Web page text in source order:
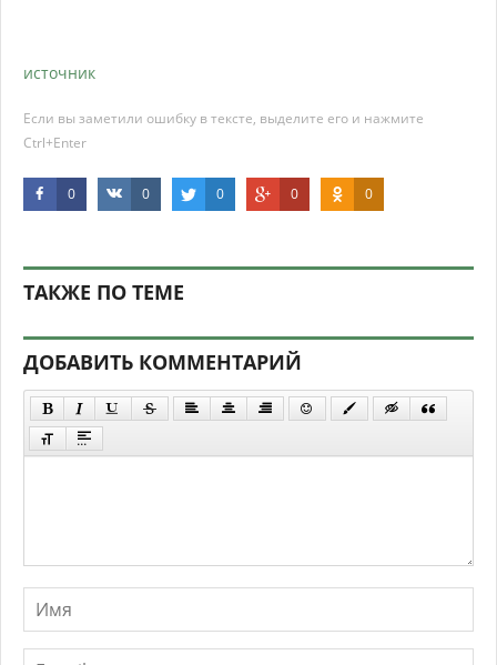
источник
Если вы заметили ошибку в тексте, выделите его и нажмите
Ctrl+Enter
0 0 0 0 0
ТАКЖЕ ПО ТЕМЕ
ДОБАВИТЬ КОММЕНТАРИЙ